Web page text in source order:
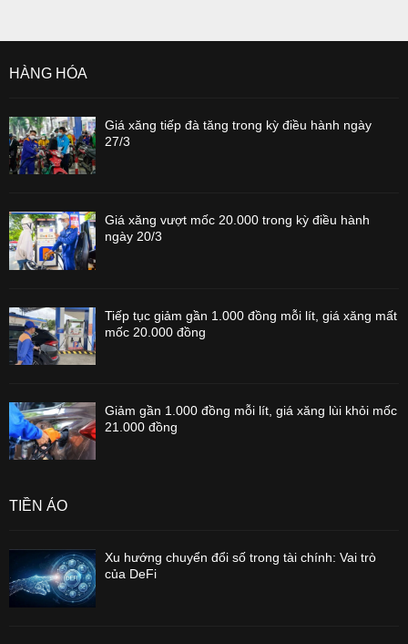
HÀNG HÓA
Giá xăng tiếp đà tăng trong kỳ điều hành ngày
27/3
Giá xăng vượt mốc 20.000 trong kỳ điều hành
ngày 20/3
Tiếp tục giảm gần 1.000 đồng mỗi lít, giá xăng mất
mốc 20.000 đồng
Giảm gần 1.000 đồng mỗi lít, giá xăng lùi khỏi mốc
21.000 đồng
TIỀN ẢO
Xu hướng chuyển đổi số trong tài chính: Vai trò
của DeFi